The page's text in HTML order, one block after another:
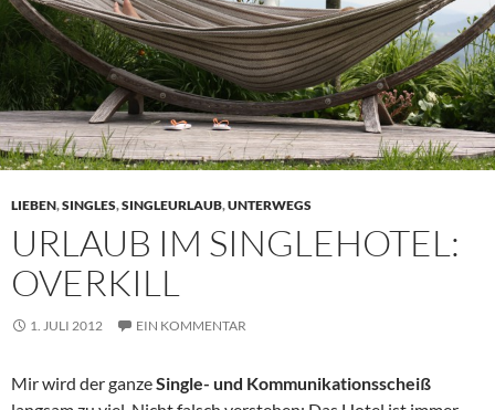
LIEBEN,SINGLES,SINGLEURLAUB,UNTERWEGS
URLAUB IM SINGLEHOTEL:
OVERKILL
1. JULI 2012 EIN KOMMENTAR
Mir wird der ganzeSingle- und Kommunikationsscheiß